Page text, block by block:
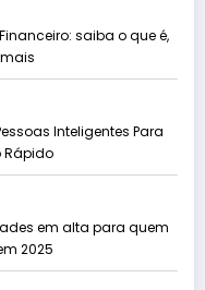
saiba o que é,
Inteligentes Para
Rápido
em alta para quem
2025